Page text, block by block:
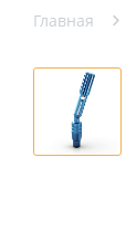
Главная